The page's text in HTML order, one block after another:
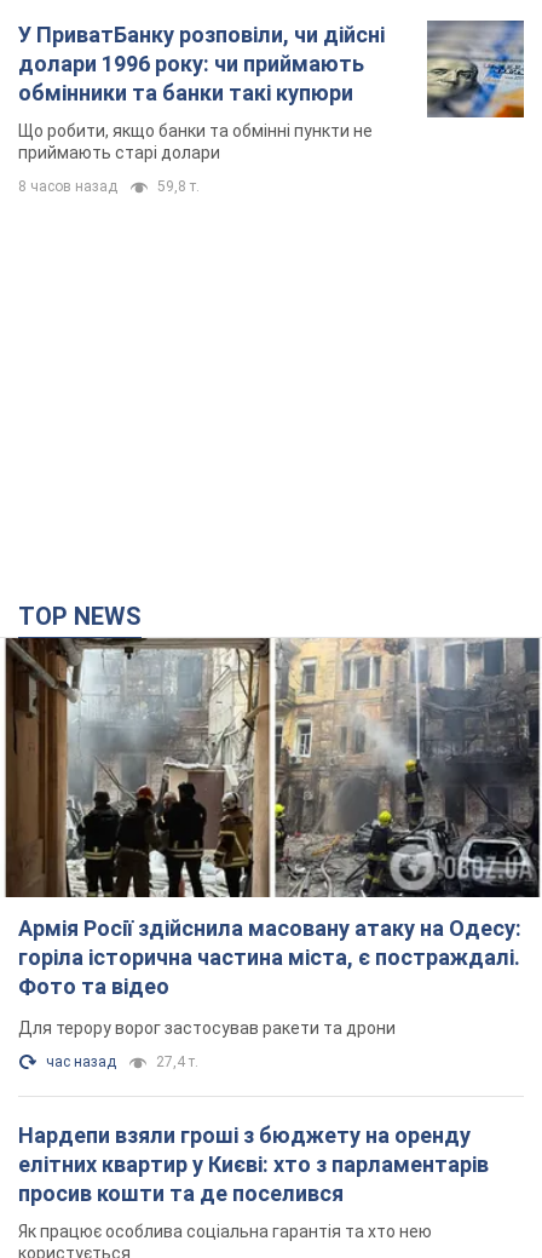
У ПриватБанку розповіли, чи дійсні
долари 1996 року: чи приймають
обмінники та банки такі купюри
Що робити, якщо банки та обмінні пункти не
приймають старі долари
8 часов назад 59,8 т.
TOP NEWS
Армія Росії здійснила масовану атаку на Одесу:
горіла історична частина міста, є постраждалі.
Фото та відео
Для терору ворог застосував ракети та дрони
час назад 27,4 т.
Нардепи взяли гроші з бюджету на оренду
елітних квартир у Києві: хто з парламентарів
просив кошти та де поселився
Як працює особлива соціальна гарантія та хто нею
користується